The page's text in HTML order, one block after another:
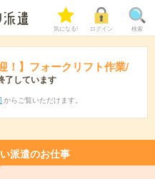
気になる! ログイン 検索
！】フォークリフト作業/
了しています
からご覧いただけます。
派遣のお仕事